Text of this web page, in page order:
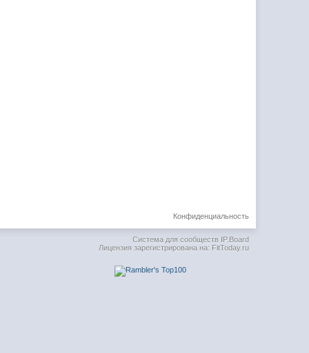
Конфиденциальность
Система для сообществ IP.Board
Лицензия зарегистрирована на: FitToday.ru